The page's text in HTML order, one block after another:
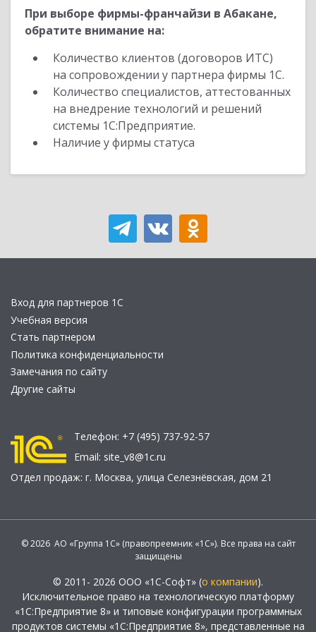
При выборе фирмы-франчайзи в Абакане,
обратите внимание на:
Количество клиентов (договоров ИТС)
на сопровождении у партнера фирмы 1С.
Количество специалистов, аттестованных
на внедрение технологий и решений
системы 1С:Предприятие.
Наличие у фирмы статуса
Вход для партнеров 1С
Учебная версия
Стать партнером
Политика конфиденциальности
Замечания по сайту
Другие сайты
Телефон: +7 (495) 737-92-57
Email: site_v8@1c.ru
Отдел продаж: г. Москва, улица Селезнёвская, дом 21
© 2026 АО «Группа 1С» (правопреемник «1С»). Все права на сайт
защищены
© 2011- 2026 ООО «1С-Софт» (о компании).
Исключительное право на технологическую платформу
«1С:Предприятие 8» и типовые конфигурации программных
продуктов системы «1С:Предприятие 8», представленные на